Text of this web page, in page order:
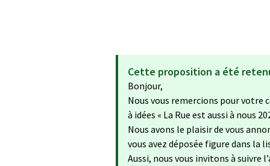
Cette proposition a été
Bonjour,
Nous vous remercions pour votre
à idées « La Rue est aussi à nous
Nous avons le plaisir de vous
vous avez déposée figure dans la
Aussi, nous vous invitons à suivre